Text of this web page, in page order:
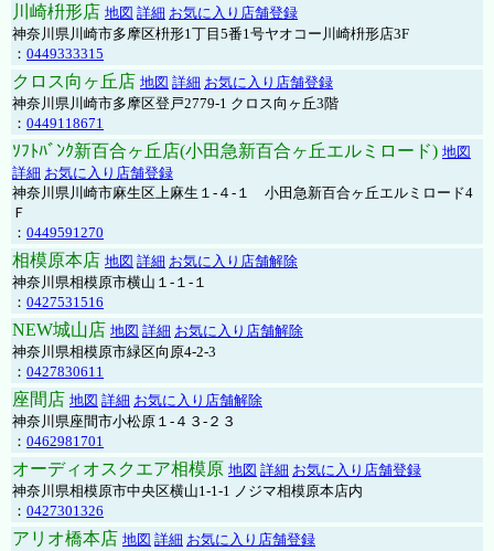
川崎枡形店 地図 詳細 お気に入り店舗登録
神奈川県川崎市多摩区枡形1丁目5番1号ヤオコー川崎枡形店3F
： 0449333315
クロス向ヶ丘店 地図 詳細 お気に入り店舗登録
神奈川県川崎市多摩区登戸2779-1 クロス向ヶ丘3階
： 0449118671
ｿﾌﾄﾊﾞﾝｸ新百合ヶ丘店(小田急新百合ヶ丘エルミロード) 地図
詳細 お気に入り店舗登録
神奈川県川崎市麻生区上麻生１-４-１ 小田急新百合ヶ丘エルミロード4
Ｆ
： 0449591270
相模原本店 地図 詳細 お気に入り店舗解除
神奈川県相模原市横山１-１-１
： 0427531516
NEW城山店 地図 詳細 お気に入り店舗解除
神奈川県相模原市緑区向原4-2-3
： 0427830611
座間店 地図 詳細 お気に入り店舗解除
神奈川県座間市小松原１-４３-２３
： 0462981701
オーディオスクエア相模原 地図 詳細 お気に入り店舗登録
神奈川県相模原市中央区横山1-1-1 ノジマ相模原本店内
： 0427301326
アリオ橋本店 地図 詳細 お気に入り店舗登録